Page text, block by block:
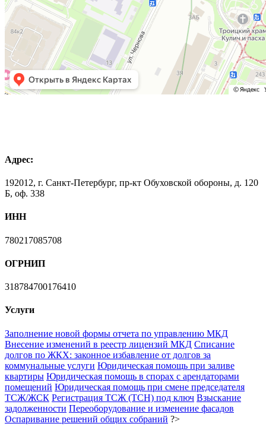
Адрес:
192012, г. Санкт-Петербург, пр-кт Обуховской обороны, д. 120
Б, оф. 338
ИНН
780217085708
ОГРНИП
318784700176410
Услуги
Заполнение новой формы отчета по управлению МКД
Внесение изменений в реестр лицензий МКД Списание
долгов по ЖКХ: законное избавление от долгов за
коммунальные услуги Юридическая помощь при заливе
квартиры Юридическая помощь в спорах с арендаторами
помещений Юридическая помощь при смене председателя
ТСЖ/ЖСК Регистрация ТСЖ (ТСН) под ключ Взыскание
задолженности Переоборудование и изменение фасадов
Оспаривание решений общих собраний ?>